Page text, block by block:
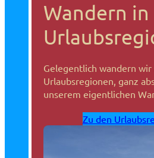
Wandern in
Gelegentlich wandern wir
Urlaubsregionen, ganz
unserem eigentlichen
Zu den